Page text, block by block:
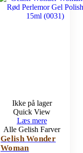
Ikke på lager
Quick View
Læs mere
Alle Gelish Farver
Gelish Wonder
Woman